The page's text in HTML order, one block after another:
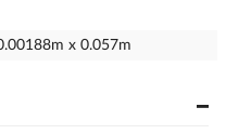
x 0.057m